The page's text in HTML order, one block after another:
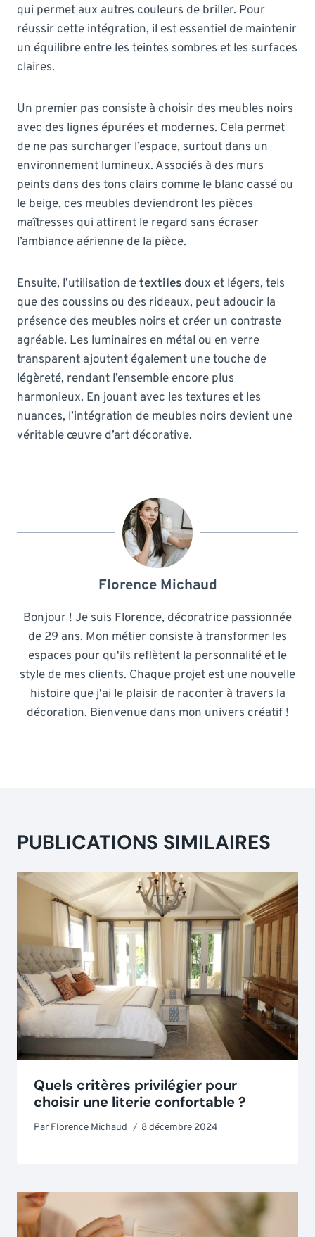
qui permet aux autres couleurs de briller. Pour
réussir cette intégration, il est essentiel de maintenir
un équilibre entre les teintes sombres et les surfaces
claires.
Un premier pas consiste à choisir des meubles noirs
avec des lignes épurées et modernes. Cela permet
de ne pas surcharger l’espace, surtout dans un
environnement lumineux. Associés à des murs
peints dans des tons clairs comme le blanc cassé ou
le beige, ces meubles deviendront les pièces
maîtresses qui attirent le regard sans écraser
l’ambiance aérienne de la pièce.
Ensuite, l’utilisation detextiles doux et légers, tels
que des coussins ou des rideaux, peut adoucir la
présence des meubles noirs et créer un contraste
agréable. Les luminaires en métal ou en verre
transparent ajoutent également une touche de
légèreté, rendant l’ensemble encore plus
harmonieux. En jouant avec les textures et les
nuances, l’intégration de meubles noirs devient une
véritable œuvre d’art décorative.
Florence Michaud
Bonjour ! Je suis Florence, décoratrice passionnée
de 29 ans. Mon métier consiste à transformer les
espaces pour qu'ils reflètent la personnalité et le
style de mes clients. Chaque projet est une nouvelle
histoire que j'ai le plaisir de raconter à travers la
décoration. Bienvenue dans mon univers créatif !
PUBLICATIONS SIMILAIRES
Quels critères privilégier pour
choisir une literie confortable ?
Par Florence Michaud 8 décembre 2024